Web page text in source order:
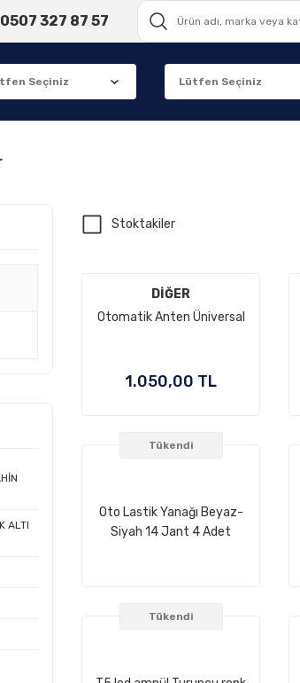
0507 327 87 57
ALTI
Stoktakiler
DİĞER
Otomatik Anten Üniversal
1.050,00 TL
Tükendi
Oto Lastik Yanağı Beyaz-
Siyah 14 Jant 4 Adet
Tükendi